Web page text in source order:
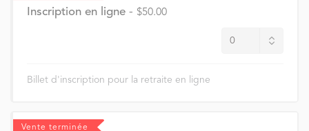
Inscription en ligne - $50.00
Billet d'inscription pour la retraite en ligne
Vente terminée